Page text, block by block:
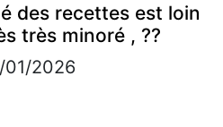
des recettes est loin
très minoré , ??
2026